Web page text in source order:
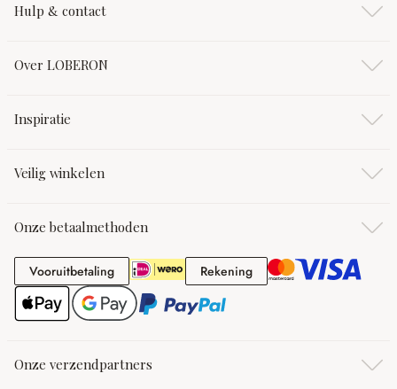
Hulp & contact
Over LOBERON
Inspiratie
Veilig winkelen
Onze betaalmethoden
VooruitbetalingVooruitbetaling RekeningRekening
Onze verzendpartners